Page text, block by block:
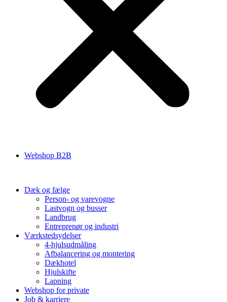
Webshop B2B
Dæk og fælge
Person- og varevogne
Lastvogn og busser
Landbrug
Entreprenør og industri
Værkstedsydelser
4-hjulsudmåling
Afbalancering og montering
Dækhotel
Hjulskifte
Lapning
Webshop for private
Job & karriere